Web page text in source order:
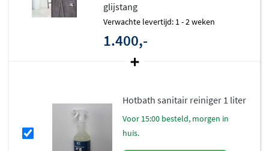
glijstang
Verwachte levertijd: 1 - 2 weken
1.400,-
Hotbath sanitair reiniger 1 liter
voor 15:00 besteld, morgen in
huis.